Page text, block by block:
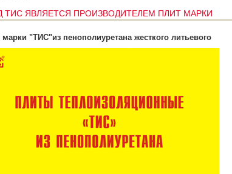
ТИС ЯВЛЯЕТСЯ ПРОИЗВОДИТЕЛЕМ ПЛИТ МАРКИ
"ТИС"из пенополиуретана жесткого литьевого